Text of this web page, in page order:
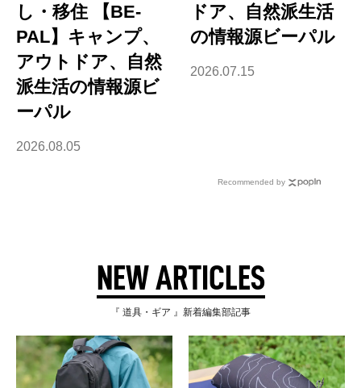
し・移住 【BE-
PAL】キャンプ、
アウトドア、自然
派生活の情報源ビ
ーパル
2026.08.05
ドア、自然派生活
の情報源ビーパル
2026.07.15
Recommended by
NEW ARTICLES
『 道具・ギア 』新着編集部記事